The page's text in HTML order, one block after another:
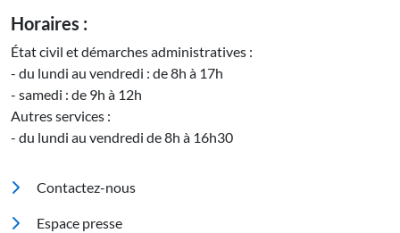
Horaires :
État civil et démarches administratives :
- du lundi au vendredi : de 8h à 17h
- samedi : de 9h à 12h
Autres services :
- du lundi au vendredi de 8h à 16h30
Pied de page
Contactez-nous
Espace presse